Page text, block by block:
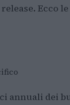
Ecco
annuali dei